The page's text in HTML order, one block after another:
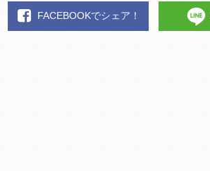
FACEBOOKでシェア！